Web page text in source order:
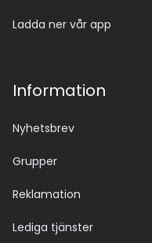
Ladda ner vår app
Information
Nyhetsbrev
Grupper
Reklamation
Lediga tjänster